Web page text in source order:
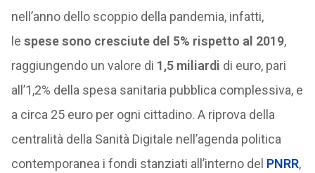
nell’anno dello scoppio della pandemia, infatti,
le spesesono cresciute del 5% rispetto al 2019,
raggiungendo un valore di 1,5 miliardi di euro, pari
all’1,2% della spesa sanitaria pubblica complessiva, e
a circa 25 euro per ogni cittadino. A riprova della
centralità della Sanità Digitale nell’agenda politica
contemporanea i fondi stanziati all’interno del PNRR,